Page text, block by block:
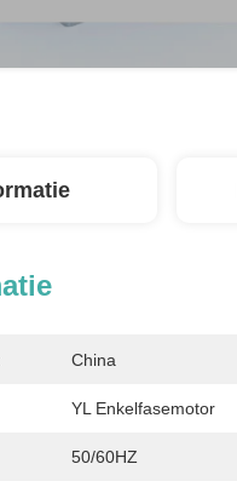
China
YL Enkelfasemotor
50/60HZ